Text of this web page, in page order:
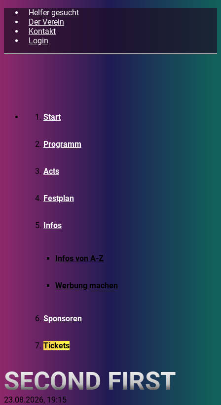
Helfer gesucht
Der Verein
Kontakt
Login
Start
Programm
Acts
Festplan
Infos
Infos von A-Z
Werbung machen
Sponsoren
Tickets
SECOND FIRST
23.08.2026, 19:15